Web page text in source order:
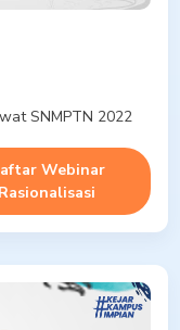
SNMPTN 2022
Webinar
Rasionalisasi